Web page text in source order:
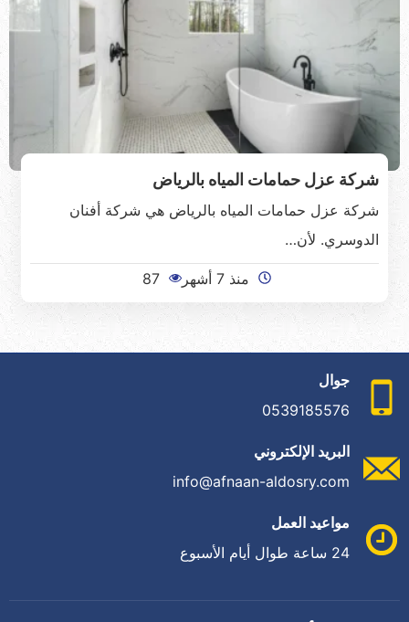
شركة عزل حمامات المياه بالرياض
شركة عزل حمامات المياه بالرياض هي شركة أفنان
الدوسري. لأن…
منذ 7 أشهر 87
جوال
0539185576
البريد الإلكتروني
info@afnaan-aldosry.com
مواعيد العمل
24 ساعة طوال أيام الأسبوع